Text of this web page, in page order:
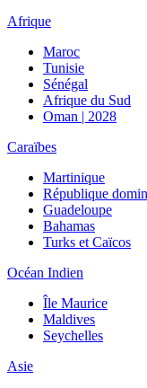
Afrique
Maroc
Tunisie
Sénégal
Afrique du Sud
Oman | 2028
Caraïbes
Martinique
République
Guadeloupe
Bahamas
Turks et Caïcos
Océan Indien
Île Maurice
Maldives
Seychelles
Asie